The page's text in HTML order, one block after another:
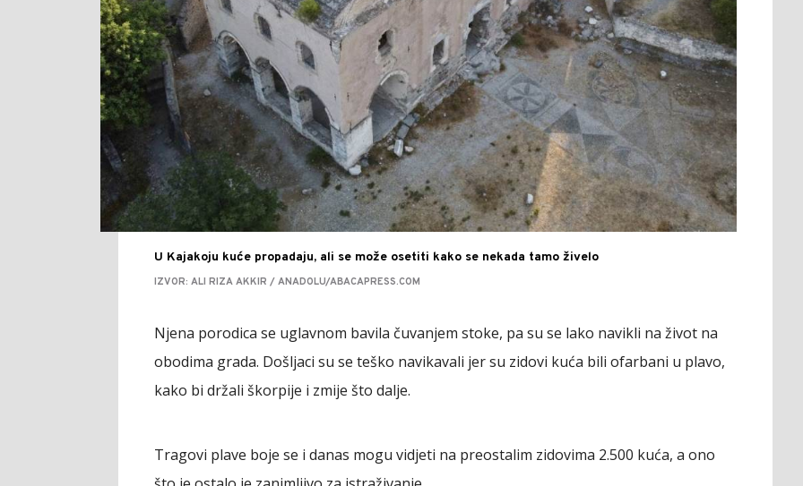
U Kajakoju kuće propadaju, ali se može osetiti kako se nekada tamo živelo
IZVOR: ALI RIZA AKKIR / ANADOLU/ABACAPRESS.COM
Njena porodica se uglavnom bavila čuvanjem stoke, pa su se lako navikli na život na
obodima grada. Došljaci su se teško navikavali jer su zidovi kuća bili ofarbani u plavo,
kako bi držali škorpije i zmije što dalje.
Tragovi plave boje se i danas mogu vidjeti na preostalim zidovima 2.500 kuća, a ono